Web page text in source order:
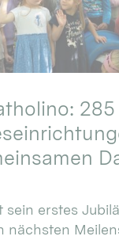
285
sein erstes
nächsten